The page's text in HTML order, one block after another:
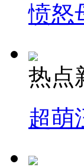
愤怒
热点
超萌